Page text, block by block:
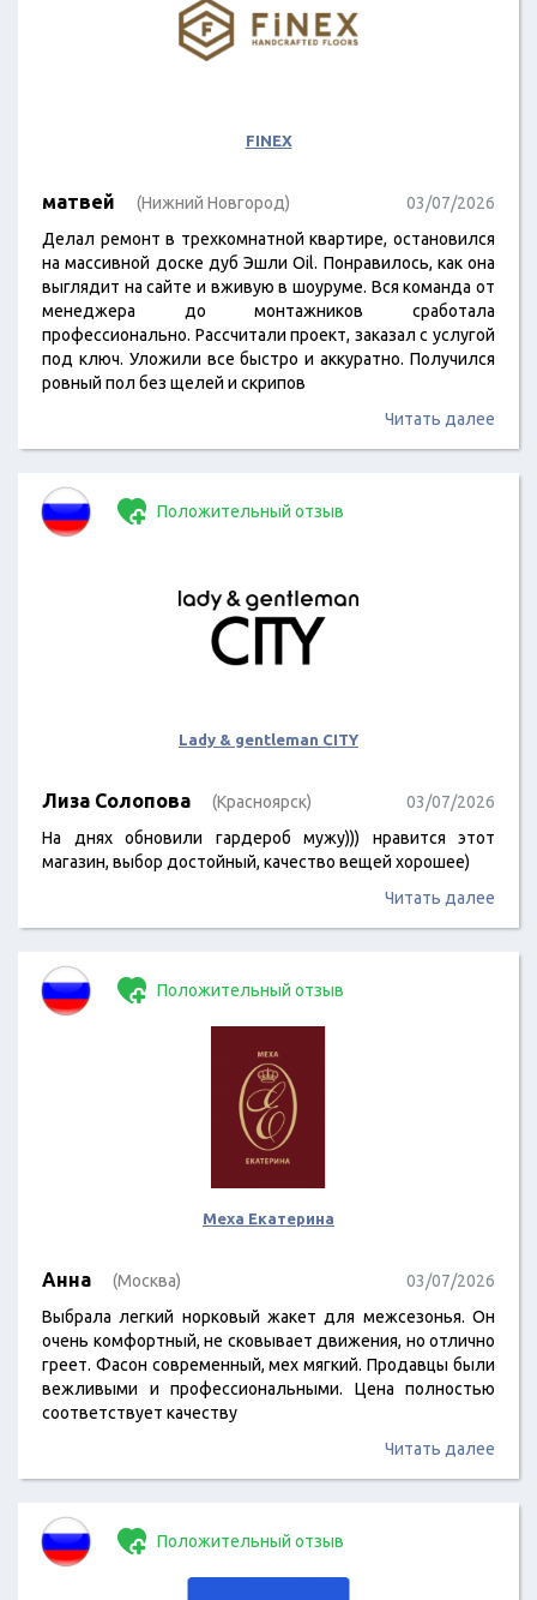
FINEX
матвей (Нижний Новгород)
03/07/2026
Делал ремонт в трехкомнатной квартире, остановился
на массивной доске дуб Эшли Oil. Понравилось, как она
выглядит на сайте и вживую в шоуруме. Вся команда от
менеджера до монтажников сработала
профессионально. Рассчитали проект, заказал с услугой
под ключ. Уложили все быстро и аккуратно. Получился
ровный пол без щелей и скрипов
Читать далее
Положительный отзыв
Lady & gentleman CITY
Лиза Солопова (Красноярск)
03/07/2026
На днях обновили гардероб мужу))) нравится этот
магазин, выбор достойный, качество вещей хорошее)
Читать далее
Положительный отзыв
Меха Екатерина
Анна (Москва)
03/07/2026
Выбрала легкий норковый жакет для межсезонья. Он
очень комфортный, не сковывает движения, но отлично
греет. Фасон современный, мех мягкий. Продавцы были
вежливыми и профессиональными. Цена полностью
соответствует качеству
Читать далее
Положительный отзыв